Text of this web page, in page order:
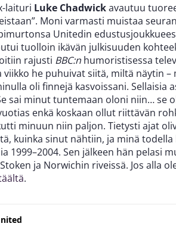
laituri Luke Chadwickavautuu
Moni varmasti muistaa
Unitedin
tuolloin ikävän julkisuuden
rajusti BBC:n humoristisessa
viikko he puhuivat siitä, miltä näytin
oli finnejä kasvoissani. Sellaisia
sai minut tuntemaan oloni niin… se
enkä koskaan ollut riittävän
minuun niin paljon. Tietysti ajat
kuinka sinut nähtiin, ja minä todella
1999–2004. Sen jälkeen hän pelasi
ja Norwichin riveissä. Jos alla
.